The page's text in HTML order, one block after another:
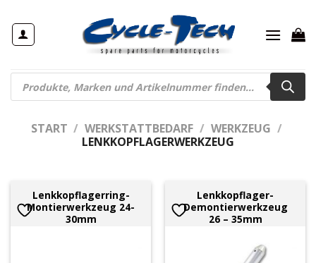
Inhalt
springen
Products
search
START / WERKSTATTBEDARF / WERKZEUG /
LENKKOPFLAGERWERKZEUG
Lenkkopflagerring-
Montierwerkzeug 24-
30mm
Lenkkopflager-
Demontierwerkzeug
26 – 35mm